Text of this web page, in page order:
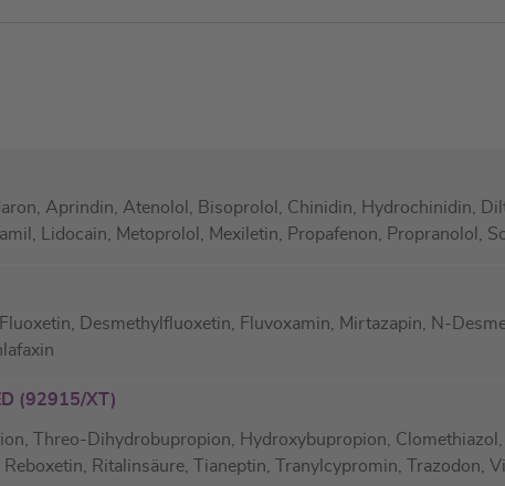
Aprindin, Atenolol, Bisoprolol, Chinidin, Hydrochinidin,
Lidocain, Metoprolol, Mexiletin, Propafenon, Propranolol,
Desmethylfluoxetin, Fluvoxamin, Mirtazapin, N-
(92915/XT)
Threo-Dihydrobupropion, Hydroxybupropion,
Ritalinsäure, Tianeptin, Tranylcypromin, Trazodon,